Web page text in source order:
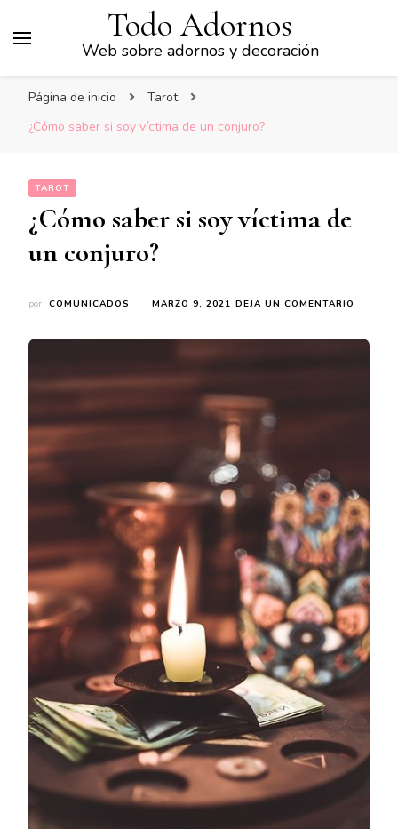
Todo Adornos
Web sobre adornos y decoración
Página de inicio
Tarot
¿Cómo saber si soy víctima de un conjuro?
TAROT
¿Cómo saber si soy víctima de
un conjuro?
por COMUNICADOS MARZO 9, 2021 DEJA UN COMENTARIO